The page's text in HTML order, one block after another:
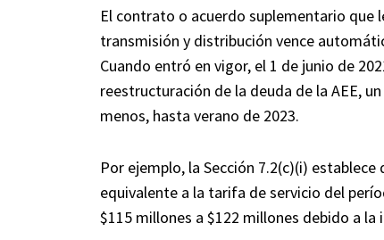
El contrato o acuerdo suplementario que
transmisión y distribución vence
Cuando entró en vigor, el 1 de junio de
reestructuración de la deuda de la AEE,
menos, hasta verano de 2023.
Por ejemplo, la Sección 7.2(c)(i)
equivalente a la tarifa de servicio del
$115 millones a $122 millones debido a la